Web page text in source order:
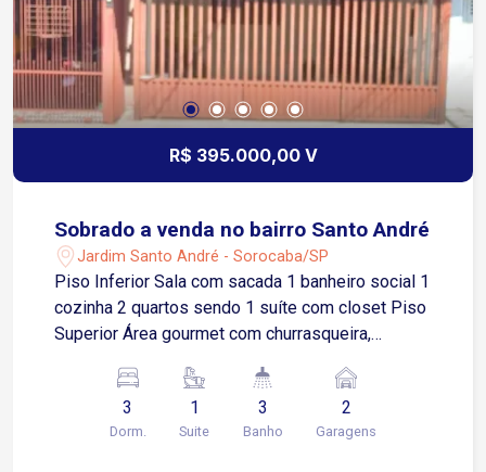
R$ 395.000,00 V
Sobrado a venda no bairro Santo André
Jardim Santo André - Sorocaba/SP
Piso Inferior Sala com sacada 1 banheiro social 1
cozinha 2 quartos sendo 1 suíte com closet Piso
Superior Área gourmet com churrasqueira,
banheiro Garagem e Acessos Garagem coberta
para dois carros Portão com controle remoto
3
Dorm.
1
Suite
3
Banho
2
Garagens